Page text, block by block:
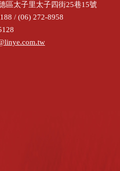
區太子里太子四街25巷15號
/ (06) 272-8958